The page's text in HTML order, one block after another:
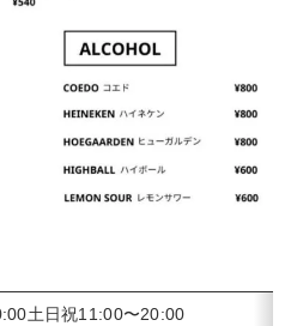
土日祝11:00〜20:00